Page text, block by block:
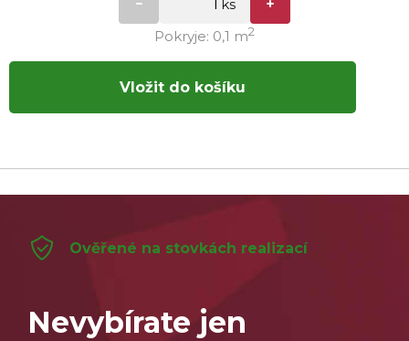
Pokryje: 0,1 m2
Vložit do košíku
Ověřené na stovkách realizací
Nevybírate jen